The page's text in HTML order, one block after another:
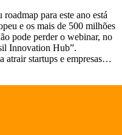
para este ano está
e os mais de 500 milhões
pode perder o webinar, no
Innovation Hub”.
atrair startups e empresas…